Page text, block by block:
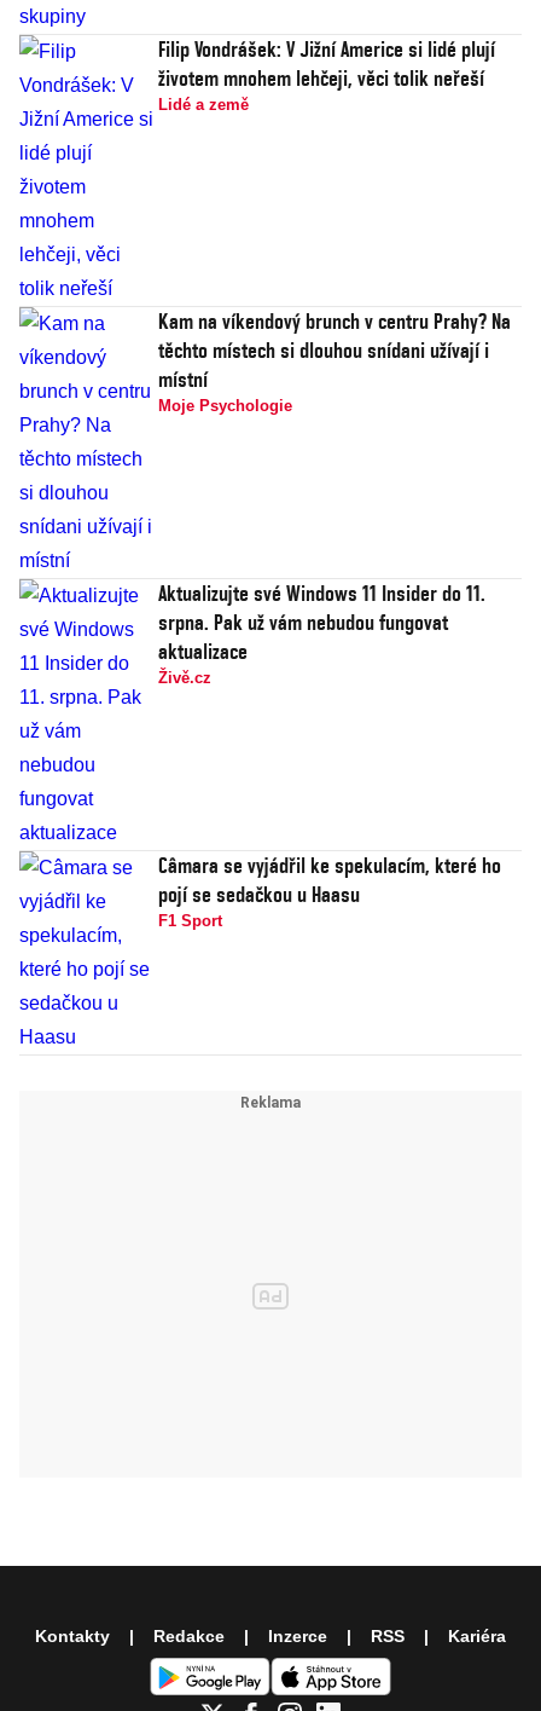
Filip Vondrášek: V Jižní Americe si lidé plují
životem mnohem lehčeji, věci tolik neřeší
Lidé a země
Kam na víkendový brunch v centru Prahy? Na
těchto místech si dlouhou snídani užívají i
místní
Moje Psychologie
Aktualizujte své Windows 11 Insider do 11.
srpna. Pak už vám nebudou fungovat
aktualizace
Živě.cz
Câmara se vyjádřil ke spekulacím, které ho
pojí se sedačkou u Haasu
F1 Sport
Kontakty Redakce Inzerce RSS Kariéra